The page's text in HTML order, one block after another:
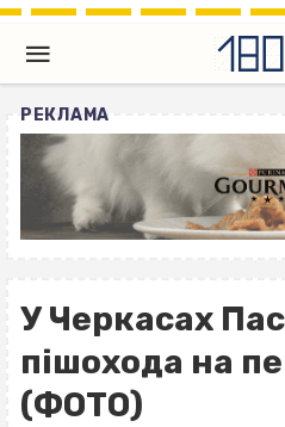
РЕКЛАМА
У Черкасах
пішохода на
(ФОТО)